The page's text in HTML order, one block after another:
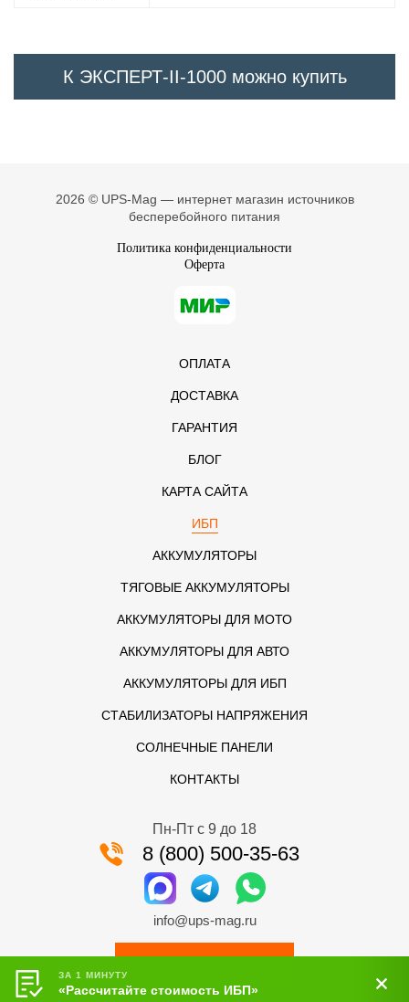
К ЭКСПЕРТ-II-1000 можно купить
2026 © UPS-Mag — интернет магазин источников
бесперебойного питания
Политика конфиденциальности
Оферта
ОПЛАТА
ДОСТАВКА
ГАРАНТИЯ
БЛОГ
КАРТА САЙТА
ИБП
АККУМУЛЯТОРЫ
ТЯГОВЫЕ АККУМУЛЯТОРЫ
АККУМУЛЯТОРЫ ДЛЯ МОТО
АККУМУЛЯТОРЫ ДЛЯ АВТО
АККУМУЛЯТОРЫ ДЛЯ ИБП
СТАБИЛИЗАТОРЫ НАПРЯЖЕНИЯ
СОЛНЕЧНЫЕ ПАНЕЛИ
КОНТАКТЫ
Пн-Пт с 9 до 18
8 (800) 500-35-63
info@ups-mag.ru
ЗА 1 МИНУТУ
«Рассчитайте стоимость ИБП»